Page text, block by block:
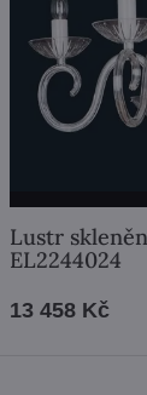
Lustr
EL2244024
13 458 Kč